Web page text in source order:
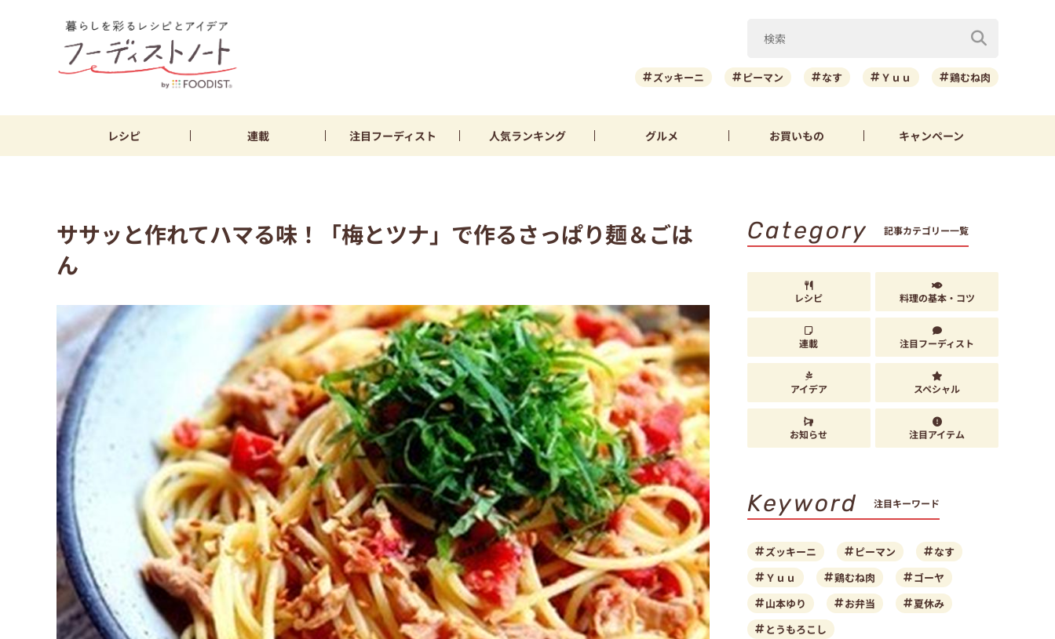
ズッキーニ ピーマン なす Ｙｕｕ 鶏むね肉
レシピ 連載 注目フーディスト 人気ランキング グルメ お買いもの キャンペーン
ササッと作れてハマる味！「梅とツナ」で作るさっぱり麺＆ごは
ん
Category 記事カテゴリー一覧
レシピ 料理の基本・コツ
連載 注目フーディスト
アイデア スペシャル
お知らせ 注目アイテム
Keyword 注目キーワード
ズッキーニ ピーマン
なす
Ｙｕｕ
鶏むね肉
ゴーヤ
山本ゆり
お弁当
夏休み
とうもろこし